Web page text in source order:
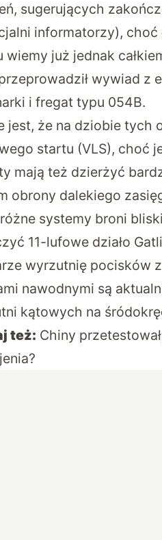
sugerujących
informatorzy),
wiemy już jednak
wywiad z
i fregat typu 054B.
jest, że na dziobie
startu (VLS), choć
mają też dzierżyć
obrony dalekiego
systemy broni
11-lufowe działo
wyrzutnię pocisków
nawodnymi są
kątowych na
też: Chiny